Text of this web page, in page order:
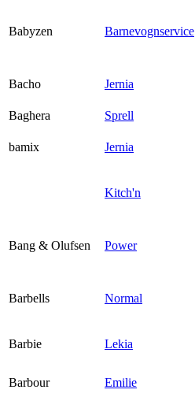
Babyzen Barnevognservice
Bacho Jernia
Baghera
Sprell
bamix Jernia
Kitch'n
Bang & Olufsen Power
Barbells Normal
Barbie Lekia
Barbour
Emilie